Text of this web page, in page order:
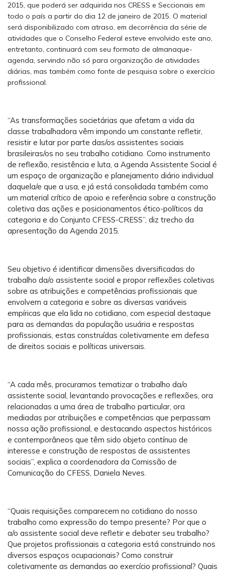
2015, que poderá ser adquirida nos CRESS e Seccionais em
todo o país a partir do dia 12 de janeiro de 2015. O material
será disponibilizado com atraso, em decorrência da série de
atividades que o Conselho Federal esteve envolvido este ano,
entretanto, continuará com seu formato de almanaque-
agenda, servindo não só para organização de atividades
diárias, mas também como fonte de pesquisa sobre o exercício
profissional.
“As transformações societárias que afetam a vida da
classe trabalhadora vêm impondo um constante refletir,
resistir e lutar por parte das/os assistentes sociais
brasileiras/os no seu trabalho cotidiano. Como instrumento
de reflexão, resistência e luta, a Agenda Assistente Social é
um espaço de organização e planejamento diário individual
daquela/e que a usa, e já está consolidada também como
um material crítico de apoio e referência sobre a construção
coletiva das ações e posicionamentos ético-políticos da
categoria e do Conjunto CFESS-CRESS”, diz trecho da
apresentação da Agenda 2015.
Seu objetivo é identificar dimensões diversificadas do
trabalho da/o assistente social e propor reflexões coletivas
sobre as atribuições e competências profissionais que
envolvem a categoria e sobre as diversas variáveis
empíricas que ela lida no cotidiano, com especial destaque
para as demandas da população usuária e respostas
profissionais, estas construídas coletivamente em defesa
de direitos sociais e políticas universais.
“A cada mês, procuramos tematizar o trabalho da/o
assistente social, levantando provocações e reflexões, ora
relacionadas a uma área de trabalho particular, ora
mediadas por atribuições e competências que perpassam
nossa ação profissional, e destacando aspectos históricos
e contemporâneos que têm sido objeto contínuo de
interesse e construção de respostas de assistentes
sociais”, explica a coordenadora da Comissão de
Comunicação do CFESS, Daniela Neves.
“Quais requisições comparecem no cotidiano do nosso
trabalho como expressão do tempo presente? Por que o
a/o assistente social deve refletir e debater seu trabalho?
Que projetos profissionais a categoria está construindo nos
diversos espaços ocupacionais? Como construir
coletivamente as demandas ao exercício profissional? Quais